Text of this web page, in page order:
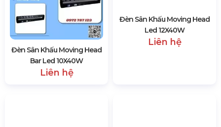
Đèn Sân Khấu Moving Head
Liên hệ
Đèn Sân Khấu Moving Head
Led 108X3W
Liên hệ